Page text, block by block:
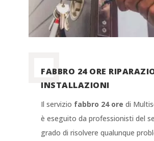
FABBRO 24 ORE
INSTALLAZIONI
Il servizio fabbro 24 ore di
è eseguito da professionisti del
grado di risolvere qualunque